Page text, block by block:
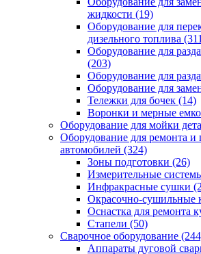
жидкости (19)
Оборудование для
дизельного топлива
Оборудование для
(203)
Оборудование для
Оборудование для
Тележки для бочек (14)
Воронки и мерные
Оборудование для мойки
Оборудование для ремонта и
автомобилей (324)
Зоны подготовки (26)
Измерительные
Инфракрасные сушки
Окрасочно-сушильные
Оснастка для ремонта
Стапели (50)
Сварочное оборудование
Аппараты дуговой